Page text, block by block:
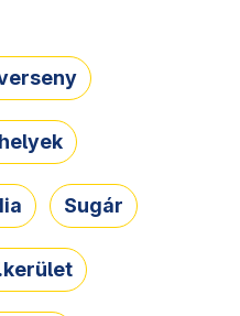
Sugár